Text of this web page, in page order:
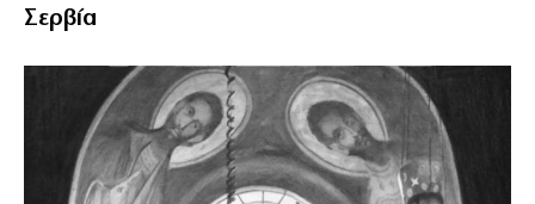
Σερβία